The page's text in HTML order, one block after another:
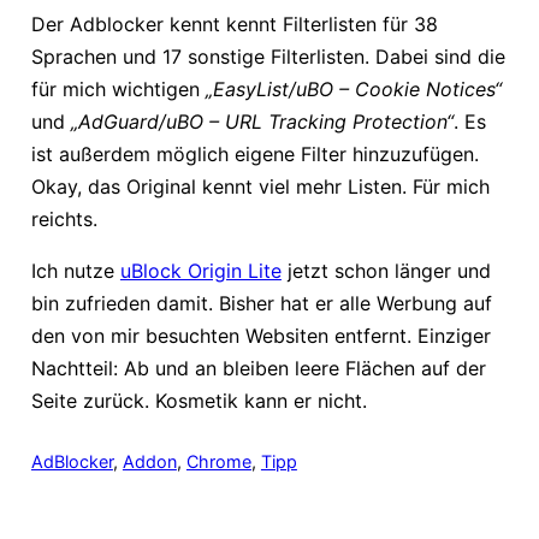
Der Adblocker kennt kennt Filterlisten für 38
Sprachen und 17 sonstige Filterlisten. Dabei sind die
für mich wichtigen „EasyList/uBO – Cookie Notices“
und „AdGuard/uBO – URL Tracking Protection“. Es
ist außerdem möglich eigene Filter hinzuzufügen.
Okay, das Original kennt viel mehr Listen. Für mich
reichts.
Ich nutze uBlock Origin Litejetzt schon länger und
bin zufrieden damit. Bisher hat er alle Werbung auf
den von mir besuchten Websiten entfernt. Einziger
Nachtteil: Ab und an bleiben leere Flächen auf der
Seite zurück. Kosmetik kann er nicht.
AdBlocker, Addon, Chrome, Tipp